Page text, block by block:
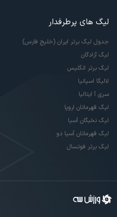
لیگ های پرطرفدار
جدول لیگ برتر ایران (خلیج فارس)
لیگ آزادگان
لیگ برتر انگلیس
لالیگا اسپانیا
سری آ ایتالیا
لیگ قهرمانان اروپا
لیگ نخبگان آسیا
لیگ قهرمانان آسیا دو
لیگ برتر فوتسال